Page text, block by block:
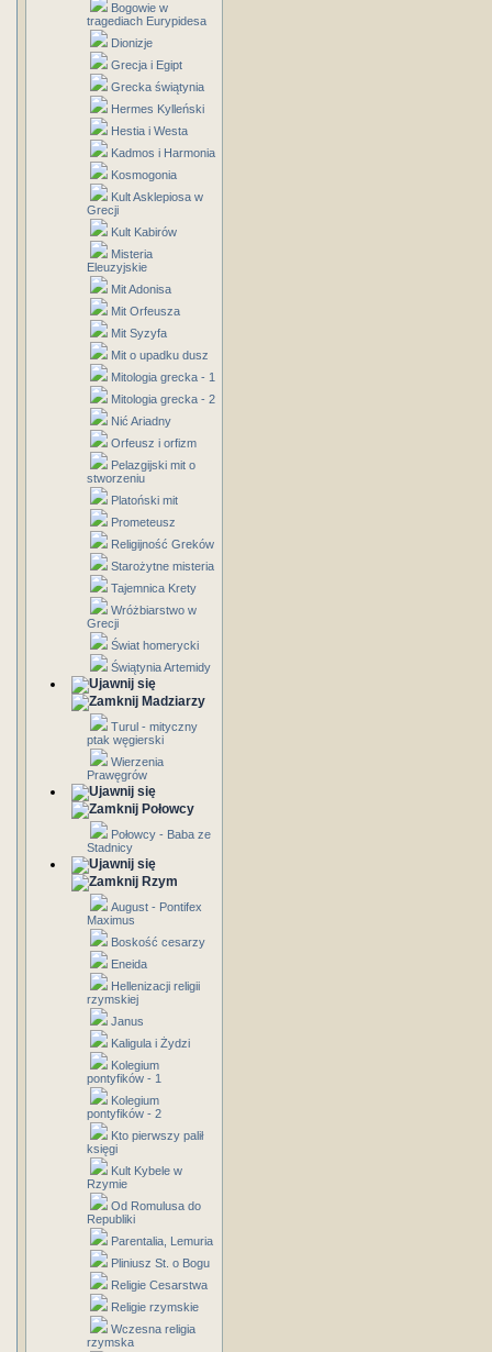
Bogowie w
tragediach Eurypidesa
Dionizje
Grecja i Egipt
Grecka świątynia
Hermes Kylleński
Hestia i Westa
Kadmos i Harmonia
Kosmogonia
Kult Asklepiosa w
Grecji
Kult Kabirów
Misteria
Eleuzyjskie
Mit Adonisa
Mit Orfeusza
Mit Syzyfa
Mit o upadku dusz
Mitologia grecka - 1
Mitologia grecka - 2
Nić Ariadny
Orfeusz i orfizm
Pelazgijski mit o
stworzeniu
Platoński mit
Prometeusz
Religijność Greków
Starożytne misteria
Tajemnica Krety
Wróżbiarstwo w
Grecji
Świat homerycki
Świątynia Artemidy
Madziarzy
Turul - mityczny
ptak węgierski
Wierzenia
Prawęgrów
Połowcy
Połowcy - Baba ze
Stadnicy
Rzym
August - Pontifex
Maximus
Boskość cesarzy
Eneida
Hellenizacji religii
rzymskiej
Janus
Kaligula i Żydzi
Kolegium
pontyfików - 1
Kolegium
pontyfików - 2
Kto pierwszy palił
księgi
Kult Kybele w
Rzymie
Od Romulusa do
Republiki
Parentalia, Lemuria
Pliniusz St. o Bogu
Religie Cesarstwa
Religie rzymskie
Wczesna religia
rzymska